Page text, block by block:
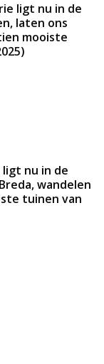
ligt nu in de
laten ons
mooiste
ligt nu in de
wandelen
tuinen van